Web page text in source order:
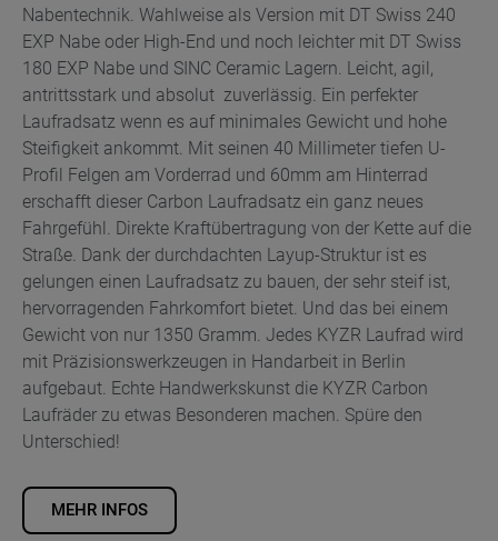
Nabentechnik. Wahlweise als Version mit DT Swiss 240
EXP Nabe oder High-End und noch leichter mit DT Swiss
180 EXP Nabe und SINC Ceramic Lagern. Leicht, agil,
antrittsstark und absolut zuverlässig. Ein perfekter
Laufradsatz wenn es auf minimales Gewicht und hohe
Steifigkeit ankommt. Mit seinen 40 Millimeter tiefen U-
Profil Felgen am Vorderrad und 60mm am Hinterrad
erschafft dieser Carbon Laufradsatz ein ganz neues
Fahrgefühl. Direkte Kraftübertragung von der Kette auf die
Straße. Dank der durchdachten Layup-Struktur ist es
gelungen einen Laufradsatz zu bauen, der sehr steif ist,
hervorragenden Fahrkomfort bietet. Und das bei einem
Gewicht von nur 1350 Gramm. Jedes KYZR Laufrad wird
mit Präzisionswerkzeugen in Handarbeit in Berlin
aufgebaut. Echte Handwerkskunst die KYZR Carbon
Laufräder zu etwas Besonderen machen. Spüre den
Unterschied!
MEHR INFOS